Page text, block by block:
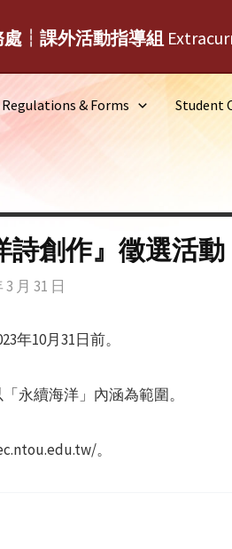
處┆課外活動指導組
Regulations & Forms Student
詩創作』徵選活動
3 月 31 日
年10月31日前。
永續海洋」內涵為範圍。
。